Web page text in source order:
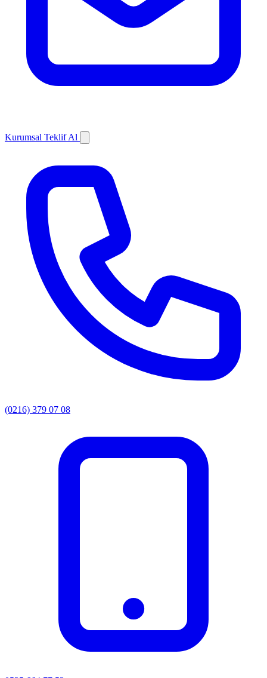
Kurumsal Teklif Al
(0216) 379 07 08